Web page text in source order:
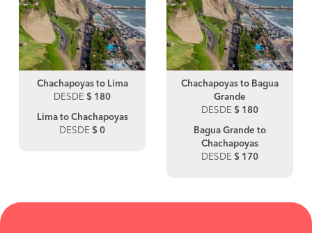
Chachapoyas to Lima
DESDE $ 180
Lima to Chachapoyas
DESDE $ 0
Chachapoyas to Bagua
Grande
DESDE $ 180
Bagua Grande to
Chachapoyas
DESDE $ 170